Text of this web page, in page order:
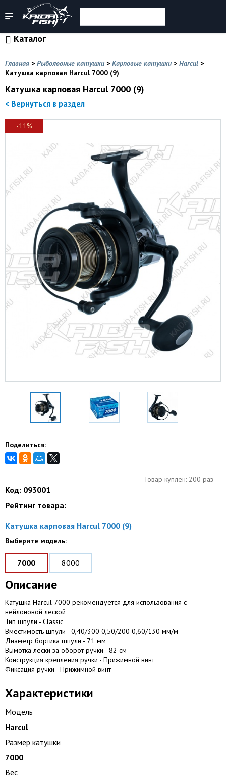
Каталог
Главная > Рыболовные катушки > Карповые катушки > Harcul >
Катушка карповая Harcul 7000 (9)
Катушка карповая Harcul 7000 (9)
< Вернуться в раздел
-11%
Поделиться:
Товар куплен: 200 раз
Код: 093001
Рейтинг товара:
Катушка карповая Harcul 7000 (9)
Выберите модель:
7000 8000
Описание
Катушка Harcul 7000 рекомендуется для использования с
нейлоновой леской
Тип шпули - Classic
Вместимость шпули - 0,40/300 0,50/200 0,60/130 мм/м
Диаметр бортика шпули - 71 мм
Вымотка лески за оборот ручки - 82 см
Конструкция крепления ручки - Прижимной винт
Фиксация ручки - Прижимной винт
Характеристики
Модель
Harcul
Размер катушки
7000
Вес